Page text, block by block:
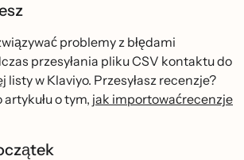
problemy z błędami
przesyłania pliku CSV kontaktu do
listy w Klaviyo. Przesyłasz recenzje?
o tym, jak importowaćrecenzje